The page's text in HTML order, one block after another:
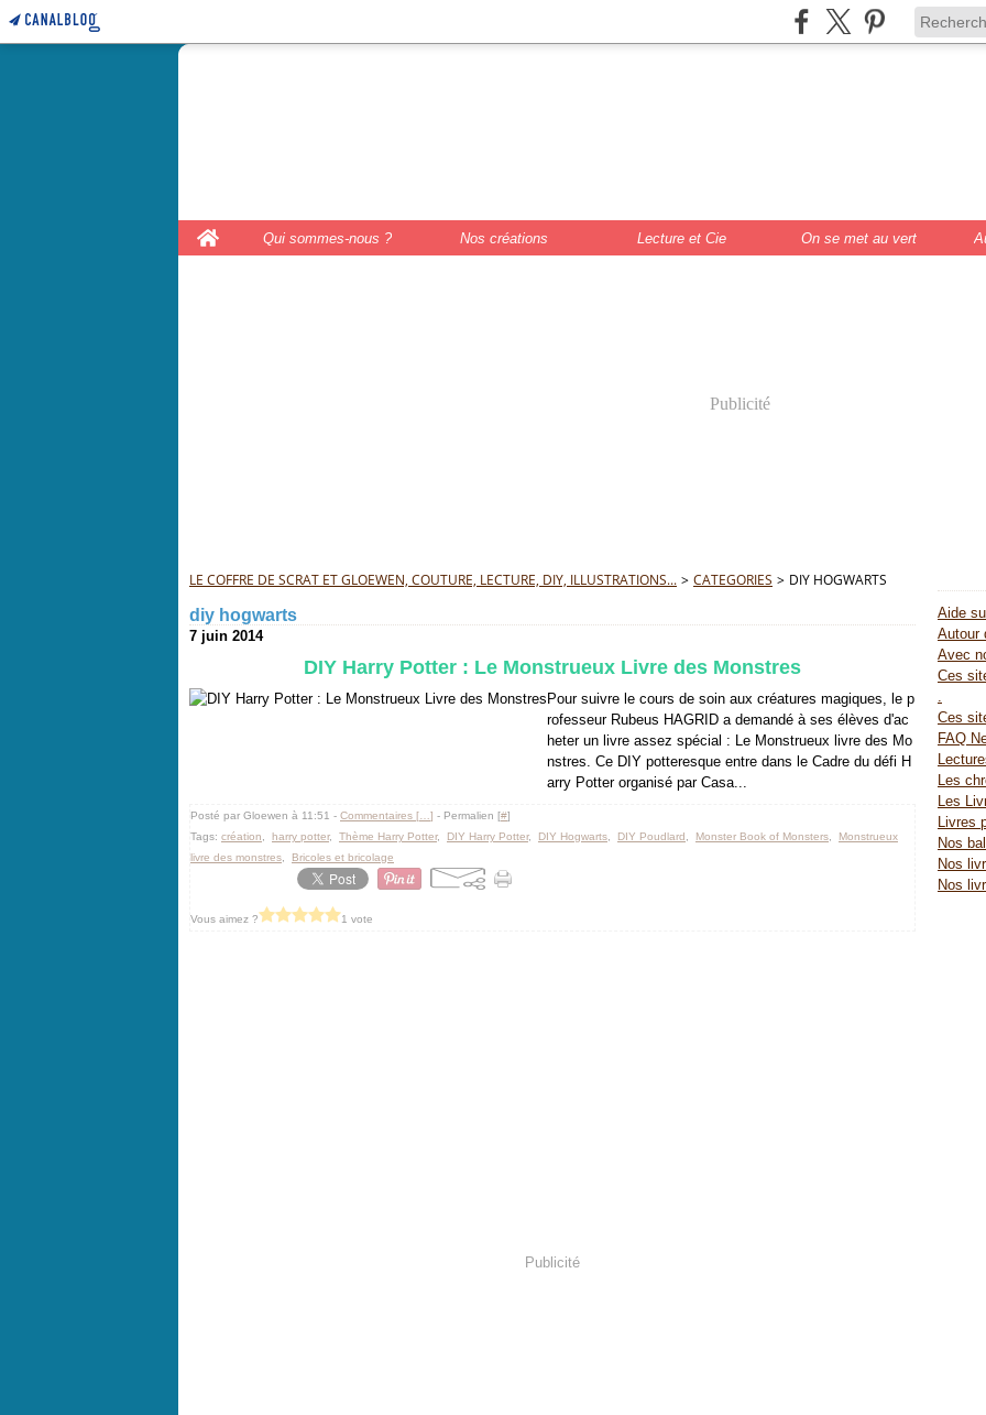
Home
Qui sommes-nous ? Nos créations Lecture et Cie On se met au vert
Publicité
LE COFFRE DE SCRAT ET GLOEWEN, COUTURE, LECTURE, DIY, ILLUSTRATIONS... > CATEGORIES > DIY HOGWARTS
diy hogwarts
7 juin 2014
DIY Harry Potter : Le Monstrueux Livre des Monstres
Pour suivre le cours de soin aux créatures magiques, le p
rofesseur Rubeus HAGRID a demandé à ses élèves d'ac
heter un livre assez spécial : Le Monstrueux livre des Mo
nstres. Ce DIY potteresque entre dans le Cadre du défi H
arry Potter organisé par Casa...
Posté par Gloewen à 11:51 - Commentaires [ ] - Permalien [#]
Tags: création harry potter, Thème Harry Potter, DIY Harry Potter, DIY Hogwarts DIY Poudlard Monster Book of Monsters
Monstrueux
livre des monstres
Bricoles et bricolage
Vous aimez ? 1 vote
Publicité
Aide
Autour
Avec
Ces
.
Ces
FAQ
Les
Les
Livres
Nos
Nos
Nos